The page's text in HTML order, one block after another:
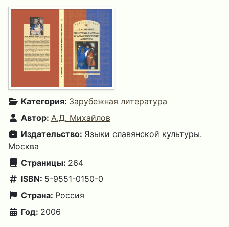
Категория: Зарубежная литература
Автор: А.Д. Михайлов
Издательство: Языки славянской культуры.
Москва
Страницы: 264
ISBN: 5-9551-0150-0
Страна: Россия
Год: 2006